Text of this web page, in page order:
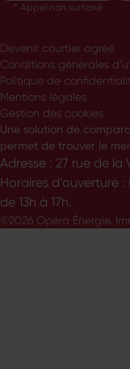
* Appel non surtaxé
Devenir courtier agréé
Conditions générales
Politique de
Mentions légales
Gestion des cookies
Une solution de
permet de trouver le
Adresse : 27 rue de la
Horaires d’ouverture
de 13h à 17h.
©2026 Opéra Énergie.